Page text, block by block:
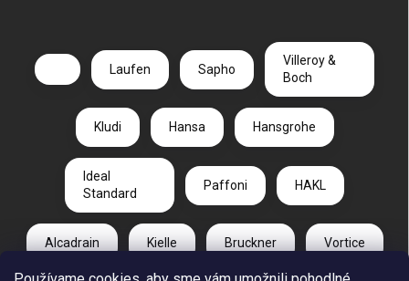
Laufen Sapho
Villeroy &
Boch
Kludi Hansa Hansgrohe
Ideal
Standard
Paffoni HAKL
Alcadrain Kielle Bruckner Vortice